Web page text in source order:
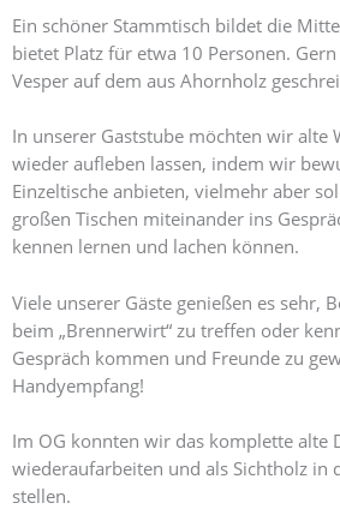
Ein schöner Stammtisch bildet die
bietet Platz für etwa 10 Personen.
Vesper auf dem aus Ahornholz
In unserer Gaststube möchten wir alte
wieder aufleben lassen, indem wir
Einzeltische anbieten, vielmehr aber
großen Tischen miteinander ins
kennen lernen und lachen können.
Viele unserer Gäste genießen es sehr,
beim „Brennerwirt“ zu treffen oder
Gespräch kommen und Freunde zu
Handyempfang!
Im OG konnten wir das komplette alte
wiederaufarbeiten und als Sichtholz in
stellen.